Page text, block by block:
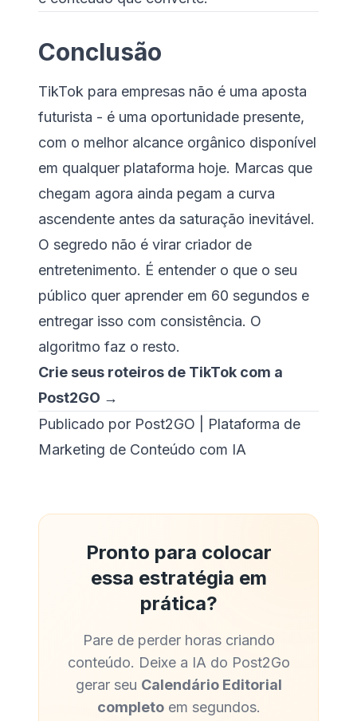
Conclusão
TikTok para empresas não é uma aposta
futurista - é uma oportunidade presente,
com o melhor alcance orgânico disponível
em qualquer plataforma hoje. Marcas que
chegam agora ainda pegam a curva
ascendente antes da saturação inevitável.
O segredo não é virar criador de
entretenimento. É entender o que o seu
público quer aprender em 60 segundos e
entregar isso com consistência. O
algoritmo faz o resto.
Crie seus roteiros de TikTok com a
Post2GO →
Publicado por Post2GO | Plataforma de
Marketing de Conteúdo com IA
Pronto para colocar
essa estratégia em
prática?
Pare de perder horas criando
conteúdo. Deixe a IA do Post2Go
gerar seu Calendário Editorial
completoem segundos.